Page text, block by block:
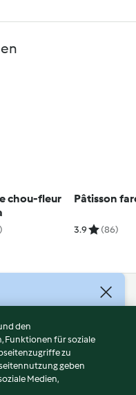
chou-fleur
Pâtisson
3.9 (86)
den
Funktionen für soziale
zu
geben
Medien,